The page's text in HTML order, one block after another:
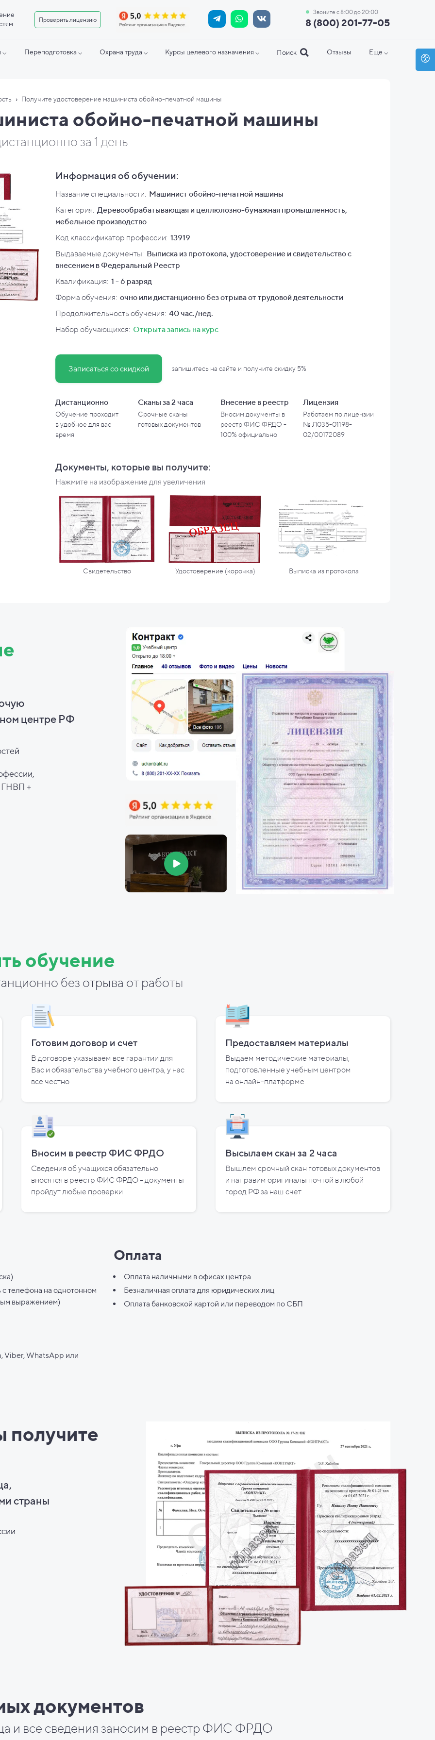
8 (800) 201-77-05
Проверить лицензию
Звоните с 8:00 до 20:00
⌵ Переподготовка ⌵ Охрана труда ⌵ Курсы целевого назначения ⌵ Поиск Отзывы Еще ⌵
› Получите удостоверение машиниста обойно-печатной машины
обойно-печатной машины
за 1 день
Информация об обучении:
Название специальности: Машинист обойно-печатной машины
Категория: Деревообрабатывающая и целлюлозно-бумажная промышленность,
мебельное производство
Код классификатор профессии: 13919
Выдаваемые документы: Выписка из протокола, удостоверение и свидетельство с
внесением в Федеральный Реестр
Квалификация: 1 - 6 разряд
Форма обучения: очно или дистанционно без отрыва от трудовой деятельности
Продолжительность обучения: 40 час./нед.
Набор обучающихся: Открыта запись на курс
Записаться со скидкой запишитесь на сайте и получите скидку 5%
Дистанционно
Обучение проходит
вудобное для вас
время
Сканы за 2 часа
Срочные сканы
готовых документов
Внесение в реестр
Вносим документы в
реестр ФИС ФРДО -
100% официально
Лицензия
Работаем по лицензии
№ Л035-01198-
02/00172089
Документы, которые вы получите:
Нажмите на изображение для увеличения
Свидетельство Удостоверение (корочка) Выписка из протокола
центре РФ
ГНВП +
обучение
без отрыва от работы
Готовим договор и счет
В договоре указываем все гарантии для
Вас и обязательства учебного центра, у нас
всё честно
Предоставляем материалы
Выдаем методические материалы,
подготовленные учебным центром
на онлайн-платформе
Вносим в реестр ФИС ФРДО
Сведения об учащихся обязательно
вносятся в реестр ФИС ФРДО - документы
пройдут любые проверки
Высылаем скан за 2 часа
Вышлем срочный скан готовых документов
и направим оригиналы почтой в любой
город РФ за наш счет
телефона на однотонном
выражением)
Viber, WhatsApp или
Оплата
Оплата наличными в офисах центра
Безналичная оплата для юридических лиц
Оплата банковской картой или переводом по СБП
получите
страны
документов
и все сведения заносим в реестр ФИС ФРДО